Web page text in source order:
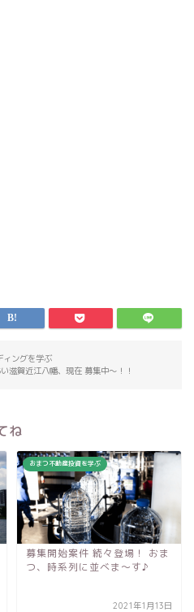
ィングを学ぶ
滋賀近江八幡、現在 募集中〜！！
ね
おまつ不動産投資を学ぶ
募集開始案件 続々登場！ おま
つ、時系列に並べま〜す♪
2021年1月13日